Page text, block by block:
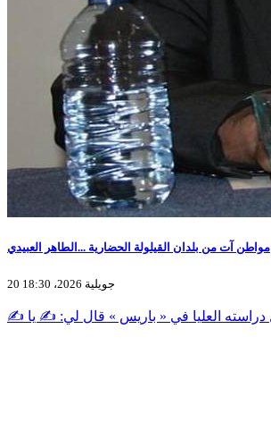
مواطن آت من بلدان القيلولة الحضارية ...الطاهر العبيدي
20 جويلية 2026، 18:30